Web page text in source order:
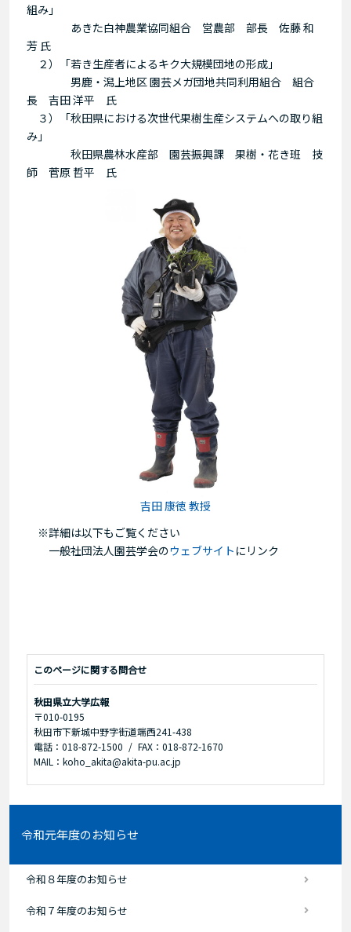
組み」
あきた白神農業協同組合 営農部 部長 佐藤 和
芳 氏
２）「若き生産者によるキク大規模団地の形成」
男鹿・潟上地区 園芸メガ団地共同利用組合 組合
長 吉田 洋平 氏
３）「秋田県における次世代果樹生産システムへの取り組
み」
秋田県農林水産部 園芸振興課 果樹・花き班 技
師 菅原 哲平 氏
吉田 康徳 教授
※詳細は以下もご覧ください
一般社団法人園芸学会のウェブサイト にリンク
このページに関する問合せ
秋田県立大学広報
〒010-0195
秋田市下新城中野字街道端西241-438
電話：018-872-1500
FAX：018-872-1670
MAIL：koho_akita@akita-pu.ac.jp
令和元年度のお知らせ
令和８年度のお知らせ
令和７年度のお知らせ